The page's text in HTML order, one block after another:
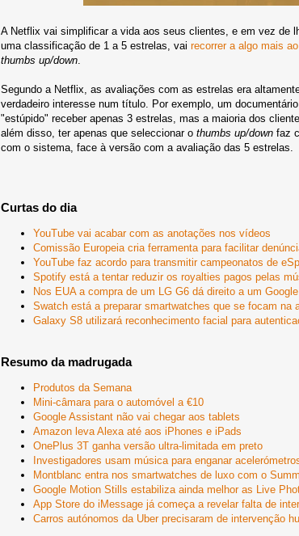
A Netflix vai simplificar a vida aos seus clientes, e em vez de
uma classificação de 1 a 5 estrelas, vai recorrer a algo mais
thumbs up/down
Segundo a Netflix, as avaliações com as estrelas era
verdadeiro interesse num título. Por exemplo, um
"estúpido" receber apenas 3 estrelas, mas a maioria dos
além disso, ter apenas que seleccionar o thumbs up/down faz
com o sistema, face à versão com a avaliação das 5 estrelas.
Curtas do dia
YouTube vai acabar com as anotações nos vídeos
Comissão Europeia cria ferramenta para facilitar
YouTube faz acordo para transmitir campeonatos de
Spotify está a tentar reduzir os royalties pagos pelas
Nos EUA a compra de um LG G6 dá direito a um
Swatch está a preparar smartwatches que se focam na
Galaxy S8 utilizará reconhecimento facial para
Resumo da madrugada
Produtos da Semana
Mini-câmara para o automóvel a €10
Google Assistant não vai chegar aos tablets
Amazon leva Alexa até aos iPhones e iPads
OnePlus 3T ganha versão ultra-limitada em preto
Investigadores usam música para enganar
Montblanc entra nos smartwatches de luxo com o
Google Motion Stills estabiliza ainda melhor as Live
App Store do iMessage já começa a revelar falta de
Carros autónomos da Uber precisaram de intervenção